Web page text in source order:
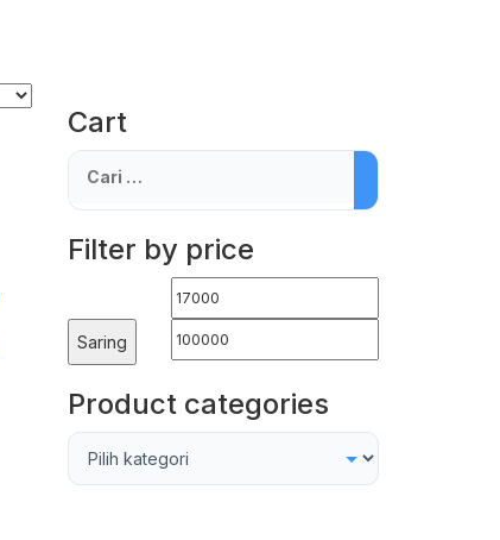
Cart
Cari
untuk:
Filter by price
Harga
Saring
Product categories